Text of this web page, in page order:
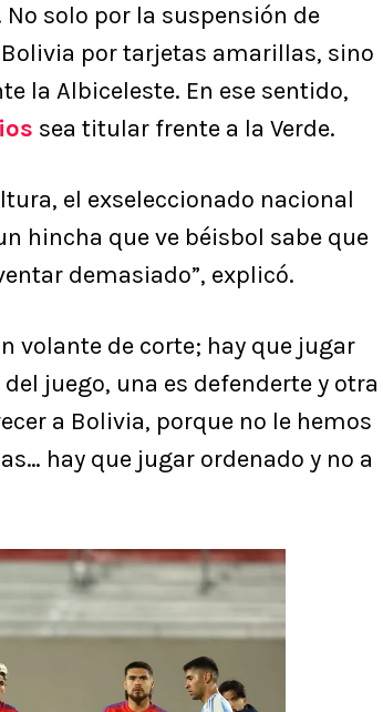
solo por la suspensión de
por tarjetas amarillas, sino
la Albiceleste. En ese sentido,
sea titular frente a la Verde.
el exseleccionado nacional
hincha que ve béisbol sabe que
demasiado”, explicó.
volante de corte; hay que jugar
juego, una es defenderte y otra
a Bolivia, porque no le hemos
hay que jugar ordenado y no a